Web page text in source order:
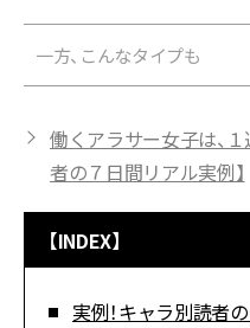
一方、こんなタイプも
働くアラサー女子は、
者の７日間リアル実例】
【INDEX】
実例！キャラ別読者